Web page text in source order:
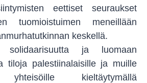
eettiset seuraukset
tuomioistuimen meneillään
keskellä.
solidaarisuutta ja luomaan
tiloja palestiinalaisille ja muille
yhteisöille kieltäytymällä